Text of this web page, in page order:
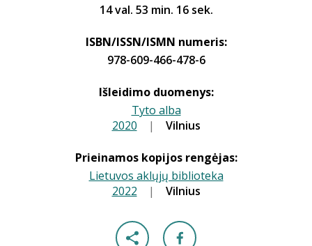
14 val. 53 min. 16 sek.
ISBN/ISSN/ISMN numeris:
978-609-466-478-6
Išleidimo duomenys:
Tyto alba
2020 | Vilnius
Prieinamos kopijos rengėjas:
Lietuvos aklųjų biblioteka
2022 | Vilnius